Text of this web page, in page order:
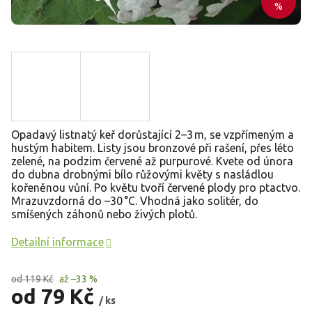
%
od 119 Kč až –33 %
od 79 Kč / ks
Opadavý listnatý keř dorůstající 2–3 m, se vzpřímeným a
hustým habitem. Listy jsou bronzové při rašení, přes léto
zelené, na podzim červené až purpurové. Kvete od února
do dubna drobnými bílo růžovými květy s nasládlou
kořeněnou vůní. Po květu tvoří červené plody pro ptactvo.
Mrazuvzdorná do –30 °C. Vhodná jako solitér, do
smíšených záhonů nebo živých plotů.
Detailní informace